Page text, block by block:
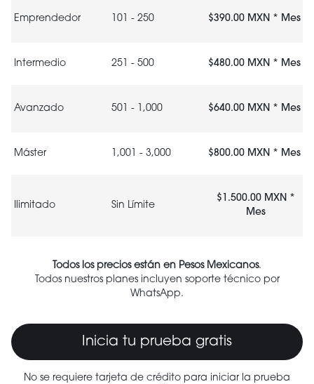
Emprendedor 101 - 250 $390.00 MXN * Mes
Intermedio 251 - 500 $480.00 MXN * Mes
Avanzado 501 - 1,000 $640.00 MXN * Mes
Máster 1,001 - 3,000 $800.00 MXN * Mes
Ilimitado Sin Límite
$1.500.00 MXN *
Mes
Todos los precios están en Pesos Mexicanos.
Todos nuestros planes incluyen soporte técnico por
WhatsApp.
Inicia tu prueba gratis
No se requiere tarjeta de crédito para iniciar la prueba